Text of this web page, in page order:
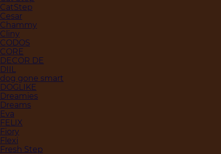
CatStep
Cesar
Chammy
Cliny
CODOS
CORE
DECOR DE
DIIL
dog gone smart
DOGLIKE
Dreamies
Dreams
Eva
FELIX
Fiory
Flexi
Fresh Step